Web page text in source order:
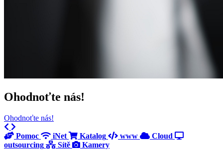
Ohodnoťte nás!
Ohodnoťte nás!
Previous
Pomoc
iNet Katalog www
Cloud
outsourcing
Sítě Kamery